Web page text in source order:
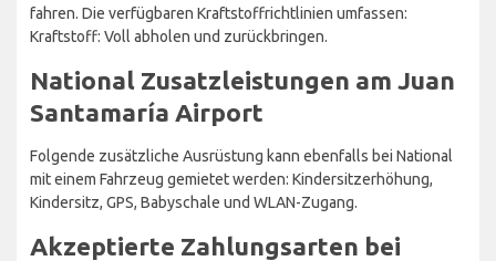
fahren. Die verfügbaren Kraftstoffrichtlinien umfassen:
Kraftstoff: Voll abholen und zurückbringen.
National Zusatzleistungen am Juan
Santamaría Airport
Folgende zusätzliche Ausrüstung kann ebenfalls bei National
mit einem Fahrzeug gemietet werden: Kindersitzerhöhung,
Kindersitz, GPS, Babyschale und WLAN-Zugang.
Akzeptierte Zahlungsarten bei